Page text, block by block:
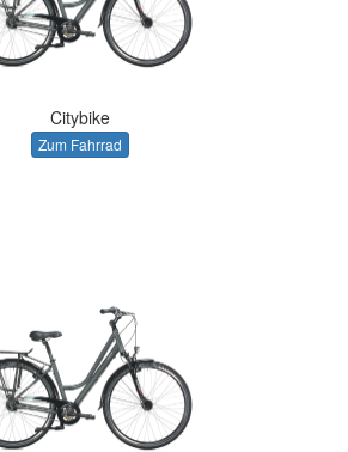
Citybike
Zum Fahrrad